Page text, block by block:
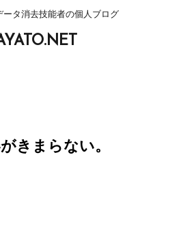
ータ消去技能者の個人ブログ
きまらない。